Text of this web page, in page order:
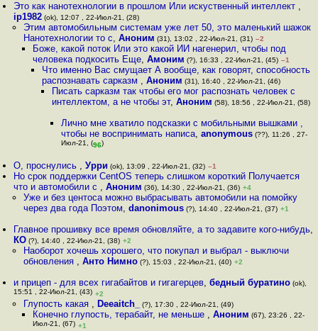
Это как нанотехнологии в прошлом Или искуственный интеллект ,
ip1982 (ok), 12:07 , 22-Июл-21, (28)
Этим автомобильным системам уже лет 50, это маленький шажок
Нанотехнологии то с, Аноним (31), 13:02 , 22-Июл-21, (31) –2
Боже, какой поток Или это какой ИИ нагенерил, чтобы под
человека подкосить Еще, Амоним (?), 16:33 , 22-Июл-21, (45) –1
Что именно Вас смущает А вообще, как говорят, способность
распознавать сарказм ,Аноним (31), 16:40 , 22-Июл-21, (46)
Писать сарказм так чтобы его мог распознать человек с
интеллектом, а не чтобы эт, Аноним (58), 18:56 , 22-Июл-21, (58)
Лично мне хватило подсказки с мобильными вышками ,
чтобы не воспринимать написа, anonymous(??), 11:26 , 27-
Июл-21, (96)
О, проснулись ,Урри (ok), 13:09 , 22-Июл-21, (32) –1
Но срок поддержки CentOS теперь слишком короткий Получается
что и автомобили с ,Аноним (36), 14:30 , 22-Июл-21, (36) +4
Уже и без центоса можно выбрасывать автомобили на помойку
через два года Поэтом, danonimous(?), 14:40 , 22-Июл-21, (37) +1
Главное прошивку все время обновляйте, а то задавите кого-нибудь,
КО (?), 14:40 , 22-Июл-21, (38) +2
Наоборот хочешь хорошего, что покупал и выбрал - выключи
обновления , Анто Нимно(?), 15:03 , 22-Июл-21, (40) +2
и прицеп - для всех гигабайтов и гигагерцев,бедный буратино (ok),
15:51 , 22-Июл-21, (43) +2
Глупость какая , Deeaitch_ (?), 17:30 , 22-Июл-21, (49)
Конечно глупость, терабайт, не меньше , Аноним (67), 23:26 , 22-
Июл-21, (67) +1